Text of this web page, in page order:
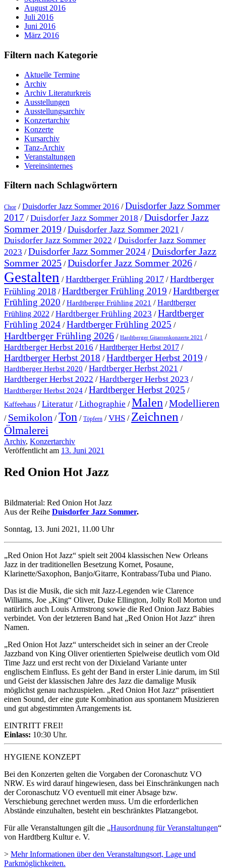
August 2016
Juli 2016
Juni 2016
März 2016
Filtern nach Kategorie
Aktuelle Termine
Archiv
Archiv Literaturkreis
Ausstellungen
Ausstellungsarchiv
Konzertarchiv
Konzerte
Kursarchiv
Tanz-Archiv
Veranstaltungen
Vereinsinternes
Filtern nach Schlagwörtern
Chor /Duisdorfer Jazz Sommer 2016 /Duisdorfer Jazz Sommer
2017 /Duisdorfer Jazz Sommer 2018 /Duisdorfer Jazz
Sommer 2019 /Duisdorfer Jazz Sommer 2021 /
Duisdorfer Jazz Sommer 2022 /Duisdorfer Jazz Sommer
2023 /Duisdorfer Jazz Sommer 2024 /Duisdorfer Jazz
Sommer 2025 /Duisdorfer Jazz Sommer 2026 /
Gestalten /Hardtberger Frühling 2017 /Hardtberger
Frühling 2018 /Hardtberger Frühling 2019 /Hardtberger
Frühling 2020 /Hardtberger Frühling 2021 /Hardtberger
Frühling 2022 /Hardtberger Frühling 2023 /Hardtberger
Frühling 2024 /Hardtberger Frühling 2025 /
Hardtberger Frühling 2026 / Hardtberger Gitarrenkonzerte 2021 /
Hardtberger Herbst 2016 /Hardtberger Herbst 2017 /
Hardtberger Herbst 2018 /Hardtberger Herbst 2019 /
Hardtberger Herbst 2020 /Hardtberger Herbst 2021 /
Hardtberger Herbst 2022 /Hardtberger Herbst 2023 /
Hardtberger Herbst 2024 /Hardtberger Herbst 2025 /
Kaffeehaus /Literatur /Lithographie /Malen /Modellieren
/ Semikolon /Ton / Töpfern /VHS / Zeichnen /
Ölmalerei
Archiv, Konzertarchiv
Veröffentlicht am 13. Juni 2021
Red Onion Hot Jazz
Bildmaterial: Red Onion Hot Jazz
Aus der Reihe Duisdorfer Jazz Sommer.
Sonntag, 13. Juni 2021, 11.00 Uhr
„Red Onion Hot Jazz“ spielt seit 2004 klassischen New Orleans
Jazz in der traditionellen Besetzung Kornet, Posaune,
Klarinette/Saxophon, Banjo/Gitarre, Kontrabass/Tuba und Piano.
Das ist die Musik, die sich mit Jazz-Legenden wie Clarence
Williams, Joe „King“ Oliver, Duke Ellington, Jolly Roll Morton und
natürlich auch Louis Armstrong sowie die Red Onion Jazz Babies
verbindet. Von der letzteren Band hat „Red Onion Hot Jazz“ ihren
Namen.
„Red Onion Hot Jazz“ unterscheidet sich in seiner an der Creole
Jazzband von King Oliver orientierten Spielweise deutlich vom Old
Time Jazz und erst recht von der Dixieland Variante unter
englischem Einfluss. Es geht der Band in erster Linie darum, im Stil
und Geist der klassischen Jahre des Jazz die damalige Musik
möglichst genau nachzuspielen. „Red Onion Hot Jazz“ präsentiert
einen Sound, der eine gute Kombination aus spontanem Musizieren
und gut abgestimmten Arrangements ist.
EINTRITT FREI!
Einlass: 10:30 Uhr.
HYGIENE KONZEPT
Bei den Konzerten gelten die Vorgaben der Coronaschutz VO
NRW. Es wird darauf hingewiesen, dass bei Einschränkungen nach
der Coronaschutz VO eventuell mit einer Absage bzw.
Verschiebung gerechnet werden muss. Um die erforderlichen
Abstände einzuhalten, besteht ein beschränktes Platzangebot.
Für alle Veranstaltungen gilt die „Hausordnung für Veranstaltungen“
von Hardtberg Kultur e. V.
> Mehr Informationen über den Veranstaltungsort, Lage und
Parkmöglichkeiten.